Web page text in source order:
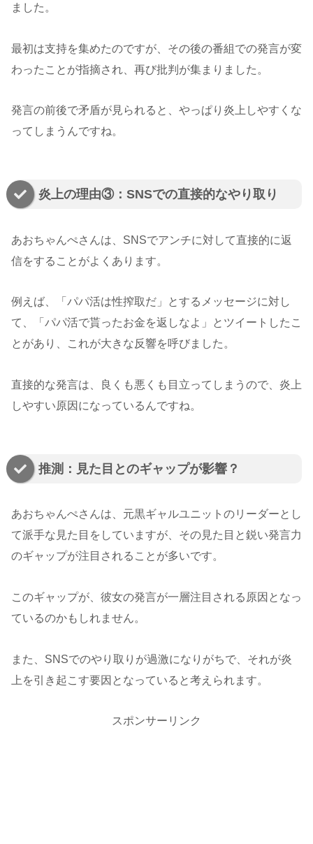
ました。
最初は支持を集めたのですが、その後の番組での発言が変
わったことが指摘され、再び批判が集まりました。
発言の前後で矛盾が見られると、やっぱり炎上しやすくな
ってしまうんですね。
炎上の理由③：SNSでの直接的なやり取り
あおちゃんぺさんは、SNSでアンチに対して直接的に返
信をすることがよくあります。
例えば、「パパ活は性搾取だ」とするメッセージに対し
て、「パパ活で貰ったお金を返しなよ」とツイートしたこ
とがあり、これが大きな反響を呼びました。
直接的な発言は、良くも悪くも目立ってしまうので、炎上
しやすい原因になっているんですね。
推測：見た目とのギャップが影響？
あおちゃんぺさんは、元黒ギャルユニットのリーダーとし
て派手な見た目をしていますが、その見た目と鋭い発言力
のギャップが注目されることが多いです。
このギャップが、彼女の発言が一層注目される原因となっ
ているのかもしれません。
また、SNSでのやり取りが過激になりがちで、それが炎
上を引き起こす要因となっていると考えられます。
スポンサーリンク